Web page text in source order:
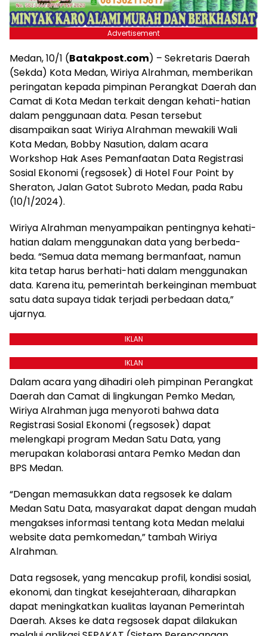
Advertisement
Medan, 10/1 (Batakpost.com) – Sekretaris Daerah
(Sekda) Kota Medan, Wiriya Alrahman, memberikan
peringatan kepada pimpinan Perangkat Daerah dan
Camat di Kota Medan terkait dengan kehati-hatian
dalam penggunaan data. Pesan tersebut
disampaikan saat Wiriya Alrahman mewakili Wali
Kota Medan, Bobby Nasution, dalam acara
Workshop Hak Ases Pemanfaatan Data Registrasi
Sosial Ekonomi (regsosek) di Hotel Four Point by
Sheraton, Jalan Gatot Subroto Medan, pada Rabu
(10/1/2024).
Wiriya Alrahman menyampaikan pentingnya kehati-
hatian dalam menggunakan data yang berbeda-
beda. “Semua data memang bermanfaat, namun
kita tetap harus berhati-hati dalam menggunakan
data. Karena itu, pemerintah berkeinginan membuat
satu data supaya tidak terjadi perbedaan data,”
ujarnya.
IKLAN
IKLAN
Dalam acara yang dihadiri oleh pimpinan Perangkat
Daerah dan Camat di lingkungan Pemko Medan,
Wiriya Alrahman juga menyoroti bahwa data
Registrasi Sosial Ekonomi (regsosek) dapat
melengkapi program Medan Satu Data, yang
merupakan kolaborasi antara Pemko Medan dan
BPS Medan.
“Dengan memasukkan data regsosek ke dalam
Medan Satu Data, masyarakat dapat dengan mudah
mengakses informasi tentang kota Medan melalui
website data pemkomedan,” tambah Wiriya
Alrahman.
Data regsosek, yang mencakup profil, kondisi sosial,
ekonomi, dan tingkat kesejahteraan, diharapkan
dapat meningkatkan kualitas layanan Pemerintah
Daerah. Akses ke data regsosek dapat dilakukan